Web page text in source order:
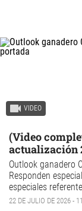
VIDEO
(Video
actualización
Outlook ganadero
Responden
especiales
22 DE JULIO DE 2026 -